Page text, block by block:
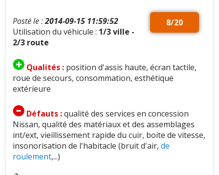
8/20
Posté le :2014-09-15 11:59:52
Utilisation du véhicule : 1/3 ville -
2/3 route
Qualités : position d'assis haute, écran tactile,
roue de secours, consommation, esthétique
extérieure
Défauts :qualité des services en concession
Nissan, qualité des matériaux et des assemblages
int/ext, vieillissement rapide du cuir, boite de vitesse,
insonorisation de l'habitacle (bruit d'air, de
roulement,...)